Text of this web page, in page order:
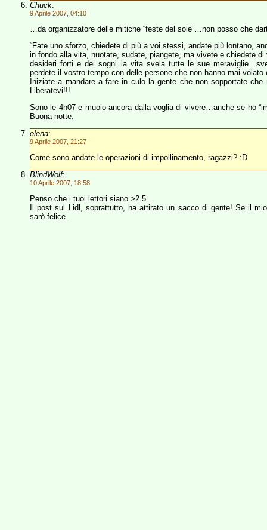
Chuck:
9 Aprile 2007, 04:10
…da organizzatore delle mitiche “feste del sole”…non posso che
“Fate uno sforzo, chiedete di più a voi stessi, andate più lontano,
in fondo alla vita, nuotate, sudate, piangete, ma vivete e chiedete
desideri forti e dei sogni la vita svela tutte le sue
perdete il vostro tempo con delle persone che non hanno mai
Iniziate a mandare a fare in culo la gente che non sopportate
Liberatevi!!!
Sono le 4h07 e muoio ancora dalla voglia di vivere…anche se ho
Buona notte.
elena:
9 Aprile 2007, 21:27
Come sono andate le operazioni di impollinamento, ragazzi? :D
BlindWolf:
10 Aprile 2007, 18:58
Penso che i tuoi lettori siano >2.5…
Il post sul Lidl, soprattutto, ha attirato un sacco di gente! Se il
sarò felice.